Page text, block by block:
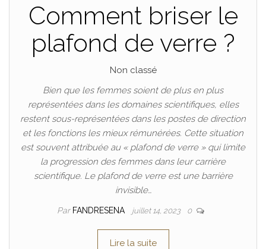
Comment briser le
plafond de verre ?
Non classé
Bien que les femmes soient de plus en plus
représentées dans les domaines scientifiques, elles
restent sous-représentées dans les postes de direction
et les fonctions les mieux rémunérées. Cette situation
est souvent attribuée au « plafond de verre » qui limite
la progression des femmes dans leur carrière
scientifique. Le plafond de verre est une barrière
invisible…
Par FANDRESENA juillet 14, 2023 0
Lire la suite